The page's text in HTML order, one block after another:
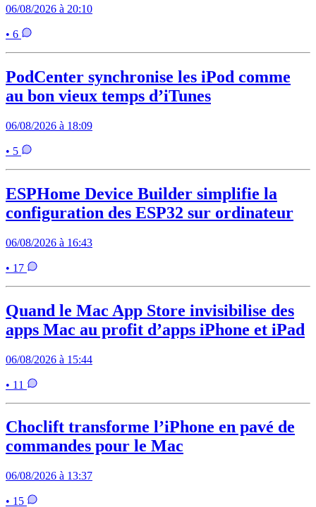
06/08/2026 à 20:10
• 6
PodCenter synchronise les iPod comme
au bon vieux temps d’iTunes
06/08/2026 à 18:09
• 5
ESPHome Device Builder simplifie la
configuration des ESP32 sur ordinateur
06/08/2026 à 16:43
• 17
Quand le Mac App Store invisibilise des
apps Mac au profit d’apps iPhone et iPad
06/08/2026 à 15:44
• 11
Choclift transforme l’iPhone en pavé de
commandes pour le Mac
06/08/2026 à 13:37
• 15